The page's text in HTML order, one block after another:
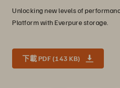
Unlocking new levels of
Platform with Everpure storage.
下載 PDF (143 KB)